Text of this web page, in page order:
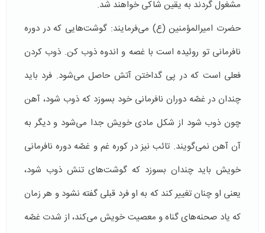
مشغول گردند به یقین شاكی خواهند شد.
حضرت امیرالمؤمنین (ع) می‌فرمایند: گوشت‌هایی كه در دوره‌
نافرمانی تو روئیده است با غصه و اندوه ذوب كن. ذوب كردن
فعلی است كه در پی گداختن آتش حاصل می‌شود. فرد باید
چندان در غصّه‌ دوران نافرمانی خود بسوزد كه ذوب شود، آهن
چون ذوب شود از شكل مادی خویش جدا می‌شود و دیگر به
آن آهن نمی‌گویند. تائب نیز در كوره‌ غم و غصّه‌ دوره‌ نافرمانی
خویش باید چندان بسوزد كه گوشت‌های تنش ذوب شود،
یعنی او چنان تغییر كند كه به او فرد قبلی گفته نشود و هر زمان
كه یاد صحنه‌های گناه و معصیت خویش می‌كند، از شدت غصّه